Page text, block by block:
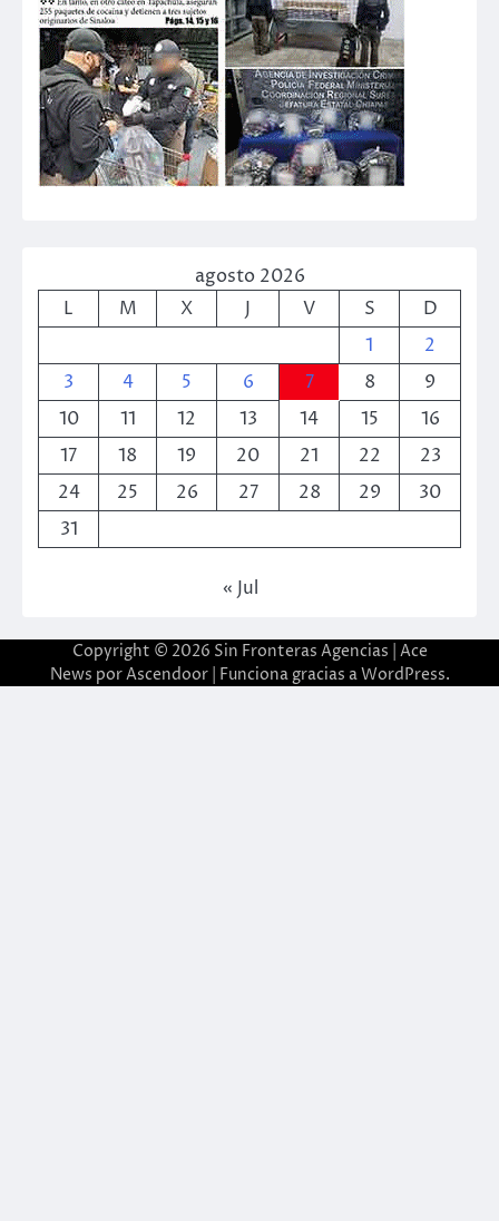
agosto 2026
L
M X J V S
D
1
2
3
4 5 6 7 8
9
10
11 12 13 14 15
16
17
18 19 20 21 22
23
24
25 26 27 28 29
30
31
« Jul
Copyright © 2026 Sin Fronteras Agencias | Ace
News porAscendoor| Funciona gracias aWordPress.